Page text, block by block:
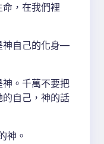
，在我們裡
神自己的化身—
。千萬不要把
自己，神的話
神。